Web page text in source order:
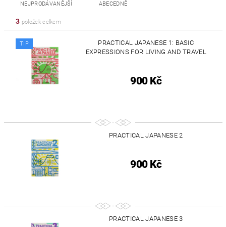
NEJPRODÁVANĚJŠÍ ABECEDNĚ
3 položek celkem
TIP
PRACTICAL JAPANESE 1: BASIC
EXPRESSIONS FOR LIVING AND TRAVEL
900 Kč
PRACTICAL JAPANESE 2
900 Kč
PRACTICAL JAPANESE 3